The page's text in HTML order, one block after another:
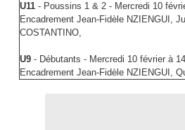
U11- Poussins 1 & 2 - Mercredi 10
Encadrement Jean-Fidèle NZIENGUI,
COSTANTINO,
U9- Débutants - Mercredi 10 février à
Encadrement Jean-Fidèle NZIENGUI,